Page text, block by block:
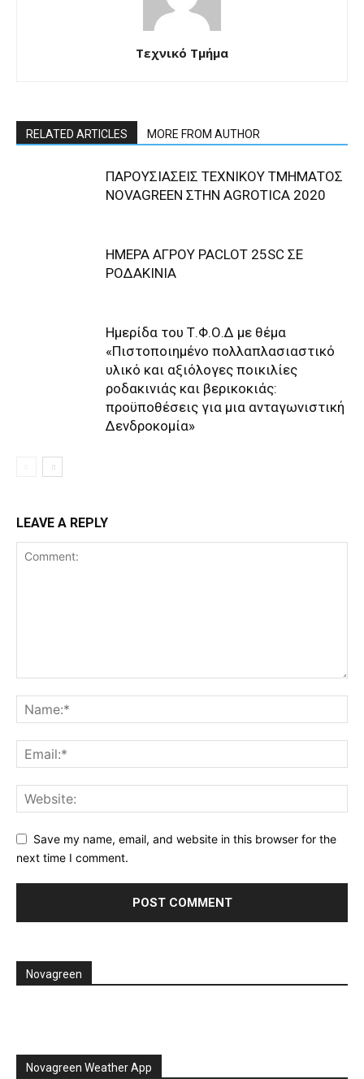
Τεχνικό Τμήμα
RELATED ARTICLES MORE FROM AUTHOR
ΠΑΡΟΥΣΙΑΣΕΙΣ ΤΕΧΝΙΚΟΥ ΤΜΗΜΑΤΟΣ
NOVAGREEN ΣΤΗΝ AGROTICA 2020
ΗΜΕΡΑ ΑΓΡΟΥ PACLOT 25SC ΣΕ
ΡΟΔΑΚΙΝΙΑ
Ημερίδα του Τ.Φ.Ο.Δ με θέμα
«Πιστοποιημένο πολλαπλασιαστικό
υλικό και αξιόλογες ποικιλίες
ροδακινιάς και βερικοκιάς:
προϋποθέσεις για μια ανταγωνιστική
Δενδροκομία»
LEAVE A REPLY
Save my name, email, and website in this browser for the
next time I comment.
Novagreen
Novagreen Weather App